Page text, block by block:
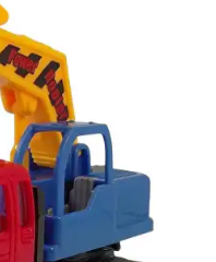
Müzik Aletleri
Oyunlar
Arkadaş - Aile Kutu Oyunları
Çocuk Kutu Oyunları
Eğitici Oyunlar